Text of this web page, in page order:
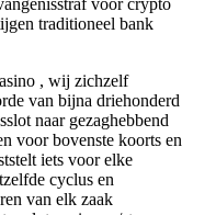
voor crypto
traditioneel bank
, wij zichzelf
van bijna driehonderd
naar gezaghebbend
voor bovenste koorts en
iets voor elke
cyclus en
van elk zaak